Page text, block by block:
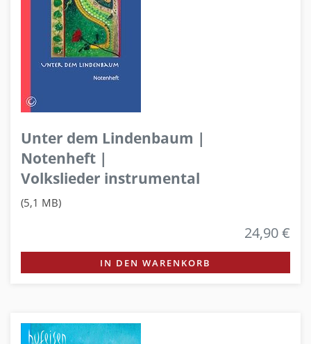
Unter dem Lindenbaum |
Notenheft |
Volkslieder instrumental
(5,1 MB)
24,90 €
IN DEN WARENKORB